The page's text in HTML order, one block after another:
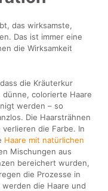
das wirksamste,
Das ist immer eine
die Wirksamkeit
die Kräuterkur
dünne, colorierte Haare
werden – so
Die Haarsträhnen
die Farbe. In
Haare mit natürlichen
Mischungen aus
bereichert wurden,
die Prozesse in
die Haare und